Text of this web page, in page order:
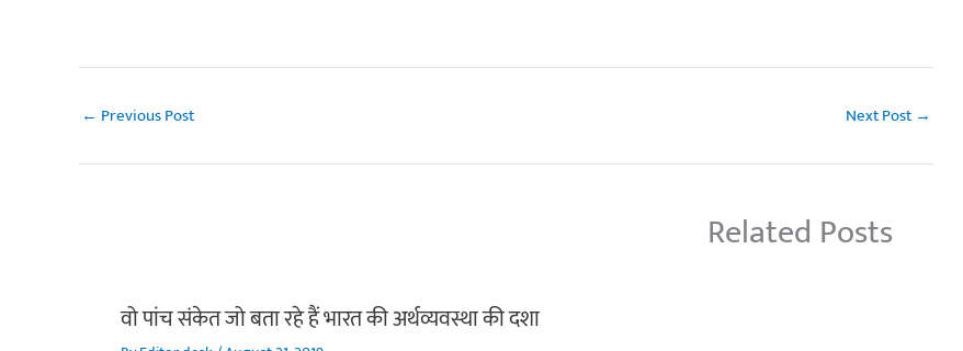
← Previous Post Next Post →
Related Posts
वो पांच संकेत जो बता रहे हैं भारत की अर्थव्यवस्था की दशा